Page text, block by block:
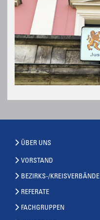
ÜBER UNS
VORSTAND
BEZIRKS-/KREISVERBÄNDE
REFERATE
FACHGRUPPEN